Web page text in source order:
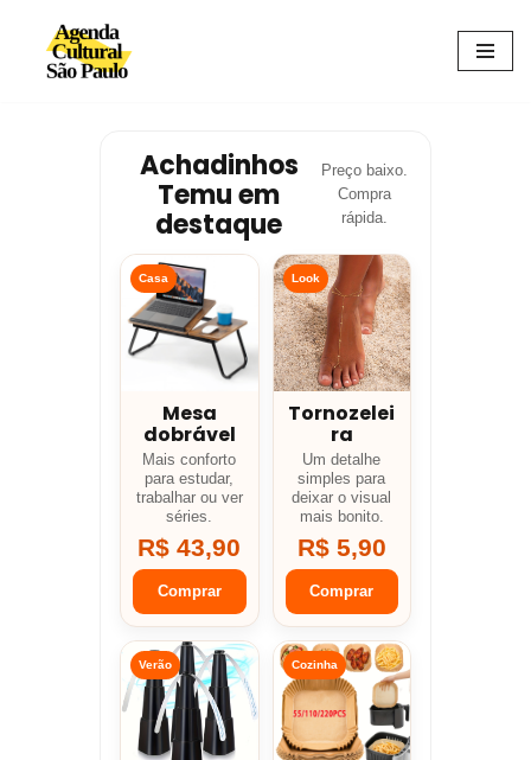
Avançar
Achadinhos
Temu em
destaque
Preço baixo.
Compra
rápida.
Casa
Mesa
dobrável
Mais conforto
para estudar,
trabalhar ou ver
séries.
R$ 43,90
Comprar
Look
Tornozelei
ra
Um detalhe
simples para
deixar o visual
mais bonito.
R$ 5,90
Comprar
Verão Cozinha